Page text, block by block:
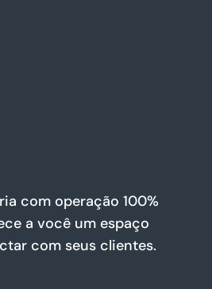
com operação 100%
a você um espaço
com seus clientes.